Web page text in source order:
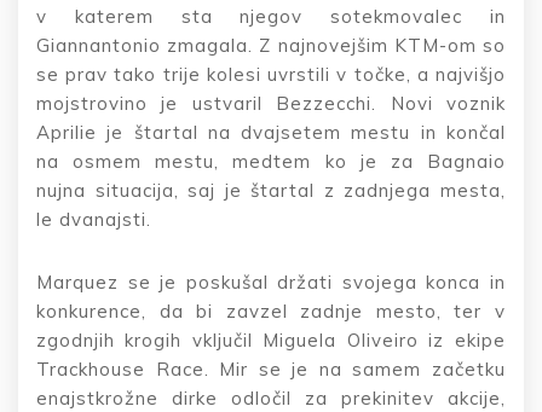
v katerem sta njegov sotekmovalec in
Giannantonio zmagala. Z najnovejšim KTM-om so
se prav tako trije kolesi uvrstili v točke, a najvišjo
mojstrovino je ustvaril Bezzecchi. Novi voznik
Aprilie je štartal na dvajsetem mestu in končal
na osmem mestu, medtem ko je za Bagnaio
nujna situacija, saj je štartal z zadnjega mesta,
le dvanajsti.
Marquez se je poskušal držati svojega konca in
konkurence, da bi zavzel zadnje mesto, ter v
zgodnjih krogih vključil Miguela Oliveiro iz ekipe
Trackhouse Race. Mir se je na samem začetku
enajstkrožne dirke odločil za prekinitev akcije,